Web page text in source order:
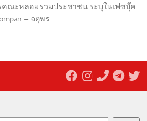
ณะหลอมรวมประชาชน ระบุในเฟซบุ๊ค
– จตุพร...